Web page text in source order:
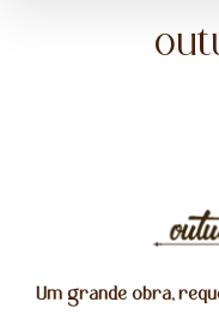
Um grande obra,